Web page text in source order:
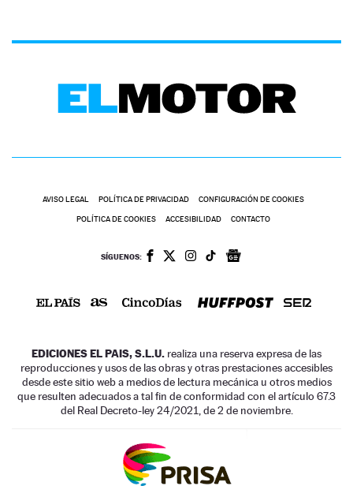
AVISO LEGAL POLÍTICA DE PRIVACIDAD CONFIGURACIÓN DE COOKIES
POLÍTICA DE COOKIES ACCESIBILIDAD CONTACTO
SÍGUENOS:
EDICIONES EL PAIS, S.L.U. realiza una reserva expresa de las
reproducciones y usos de las obras y otras prestaciones accesibles
desde este sitio web a medios de lectura mecánica u otros medios
que resulten adecuados a tal fin de conformidad con el artículo 67.3
del Real Decreto-ley 24/2021, de 2 de noviembre.